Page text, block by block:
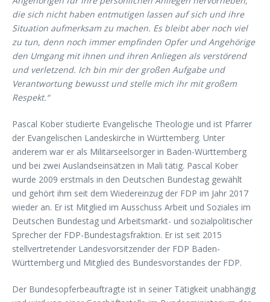
die sich nicht haben entmutigen lassen auf sich und ihre
Situation aufmerksam zu machen. Es bleibt aber noch viel
zu tun, denn noch immer empfinden Opfer und Angehörige
den Umgang mit ihnen und ihren Anliegen als verstörend
und verletzend. Ich bin mir der großen Aufgabe und
Verantwortung bewusst und stelle mich ihr mit großem
Respekt.“
Pascal Kober studierte Evangelische Theologie und ist Pfarrer
der Evangelischen Landeskirche in Württemberg. Unter
anderem war er als Militärseelsorger in Baden-Württemberg
und bei zwei Auslandseinsätzen in Mali tätig. Pascal Kober
wurde 2009 erstmals in den Deutschen Bundestag gewählt
und gehört ihm seit dem Wiedereinzug der FDP im Jahr 2017
wieder an. Er ist Mitglied im Ausschuss Arbeit und Soziales im
Deutschen Bundestag und Arbeitsmarkt- und sozialpolitischer
Sprecher der FDP-Bundestagsfraktion. Er ist seit 2015
stellvertretender Landesvorsitzender der FDP Baden-
Württemberg und Mitglied des Bundesvorstandes der FDP.
Der Bundesopferbeauftragte ist in seiner Tätigkeit unabhängig